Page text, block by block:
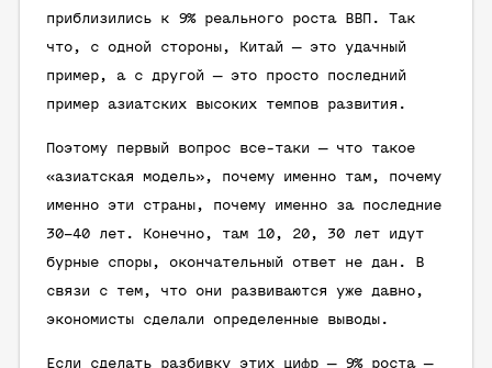
приблизились к 9% реального роста ВВП. Так
что, с одной стороны, Китай — это удачный
пример, а с другой — это просто последний
пример азиатских высоких темпов развития.
Поэтому первый вопрос все-таки — что такое
«азиатская модель», почему именно там, почему
именно эти страны, почему именно за последние
30–40 лет. Конечно, там 10, 20, 30 лет идут
бурные споры, окончательный ответ не дан. В
связи с тем, что они развиваются уже давно,
экономисты сделали определенные выводы.
Если сделать разбивку этих цифр — 9% роста —